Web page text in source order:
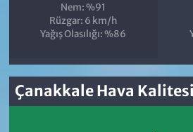
Nem: %91
Rüzgar: 6 km/h
Yağış Olasılığı: %86
Çanakkale Hava Kalitesi